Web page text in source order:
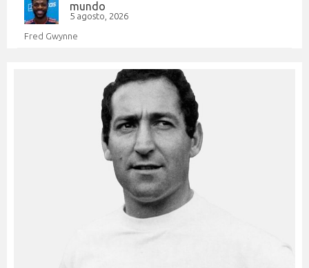
mundo
5 agosto, 2026
Fred Gwynne